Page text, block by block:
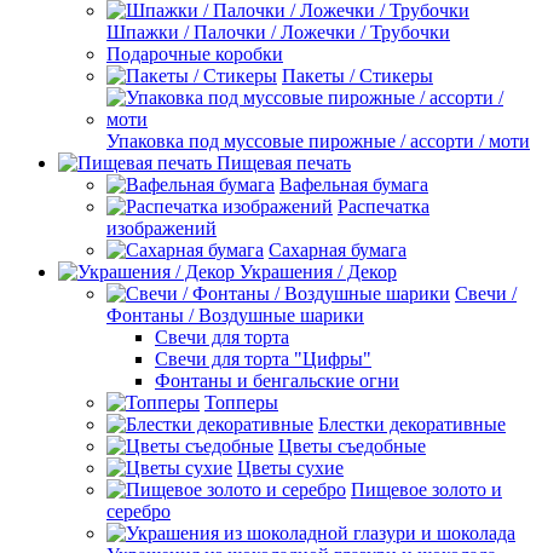
Шпажки / Палочки / Ложечки / Трубочки
Подарочные коробки
Пакеты / Стикеры
Упаковка под муссовые пирожные / ассорти / моти
Пищевая печать
Вафельная бумага
Распечатка
изображений
Сахарная бумага
Украшения / Декор
Свечи /
Фонтаны / Воздушные шарики
Свечи для торта
Свечи для торта "Цифры"
Фонтаны и бенгальские огни
Топперы
Блестки декоративные
Цветы съедобные
Цветы сухие
Пищевое золото и
серебро